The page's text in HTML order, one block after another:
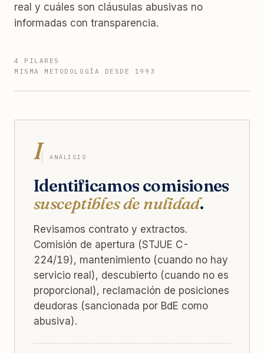
real y cuáles son cláusulas abusivas no
informadas con transparencia.
4 PILARES
MISMA METODOLOGÍA DESDE 1993
I ANÁLISIS
Identificamos comisiones
susceptibles de nulidad.
Revisamos contrato y extractos.
Comisión de apertura (STJUE C-
224/19), mantenimiento (cuando no hay
servicio real), descubierto (cuando no es
proporcional), reclamación de posiciones
deudoras (sancionada por BdE como
abusiva).